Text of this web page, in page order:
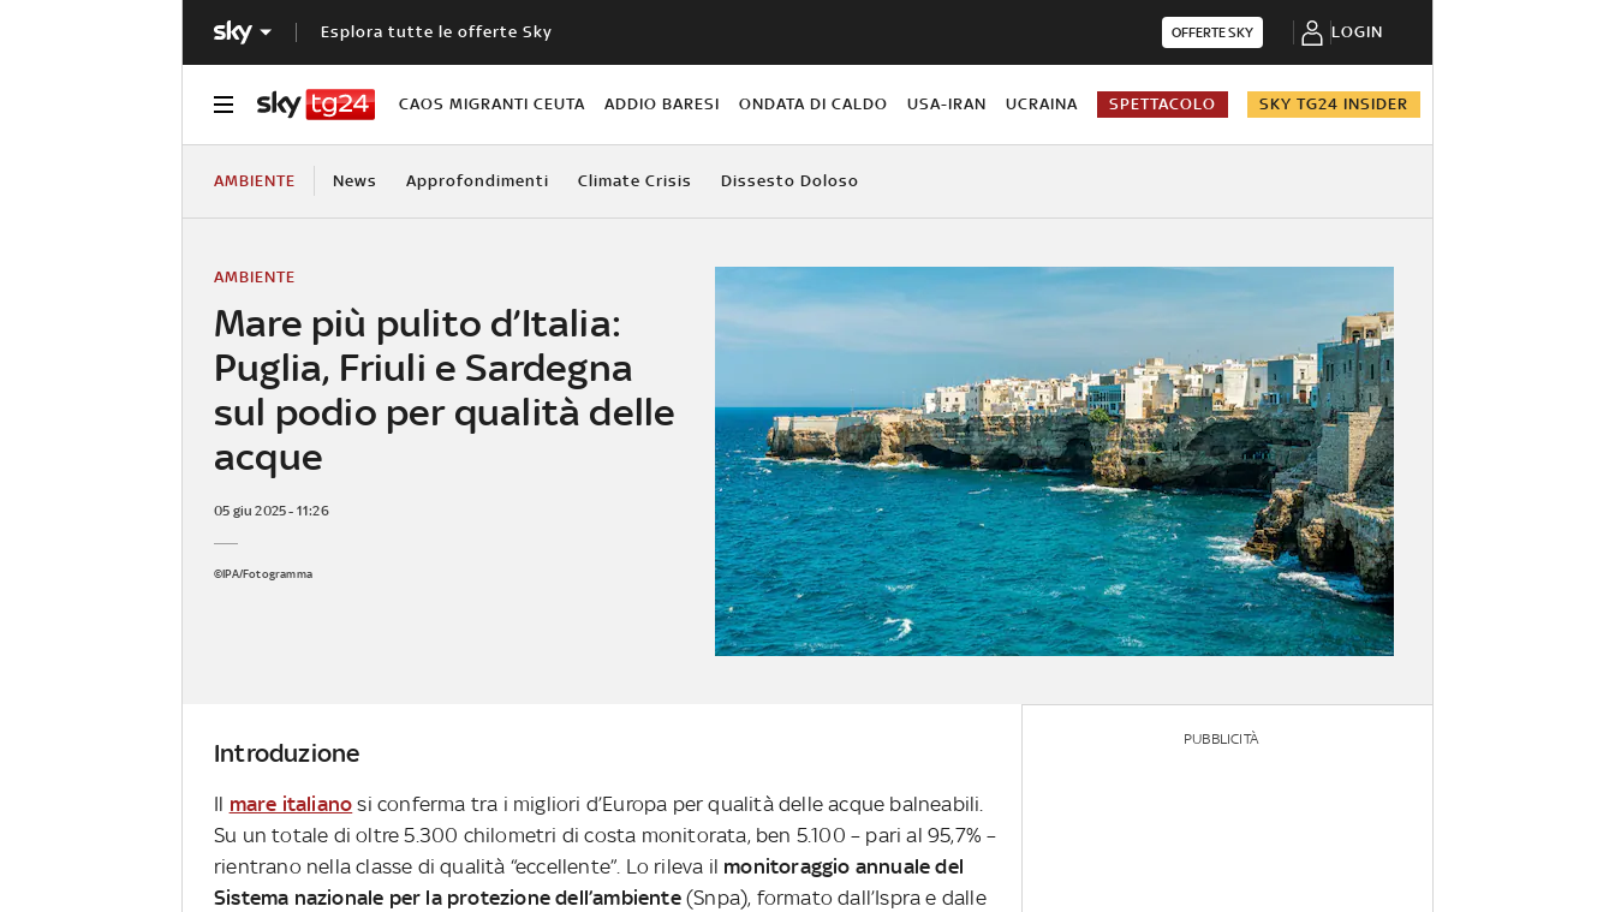
Esplora tutte le offerte Sky OFFERTE SKY LOGIN
CAOS MIGRANTI CEUTA ADDIO BARESI ONDATA DI CALDO USA-IRAN UCRAINA SPETTACOLO SKY TG24 INSIDER
AMBIENTE News Approfondimenti Climate Crisis Dissesto Doloso
Mare più pulito d’Italia:
Puglia, Friuli e Sardegna
sul podio per qualità delle
acque
AMBIENTE
05 giu 2025 - 11:26
©IPA/Fotogramma
Introduzione
Il mare italiano si conferma tra i migliori d’Europa per qualità delle acque balneabili.
Su un totale di oltre 5.300 chilometri di costa monitorata, ben 5.100 – pari al 95,7% –
rientrano nella classe di qualità “eccellente”. Lo rileva il monitoraggio annuale del
Sistema nazionale per la protezione dell’ambiente(Snpa), formato dall’Ispra e dalle
PUBBLICITÀ